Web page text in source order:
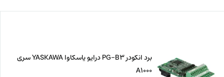
برد انکودر PG-B3 درایو یاسکاوا YASKAWA سری
A1000